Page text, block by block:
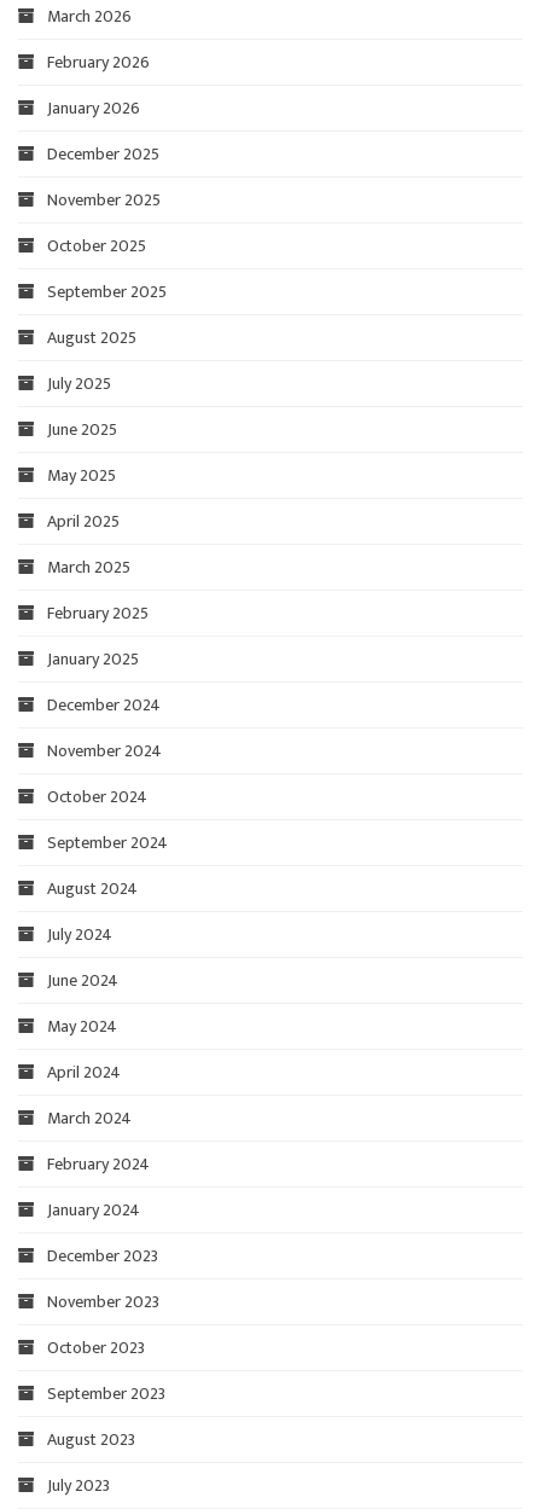
March 2026
February 2026
January 2026
December 2025
November 2025
October 2025
September 2025
August 2025
July 2025
June 2025
May 2025
April 2025
March 2025
February 2025
January 2025
December 2024
November 2024
October 2024
September 2024
August 2024
July 2024
June 2024
May 2024
April 2024
March 2024
February 2024
January 2024
December 2023
November 2023
October 2023
September 2023
August 2023
July 2023